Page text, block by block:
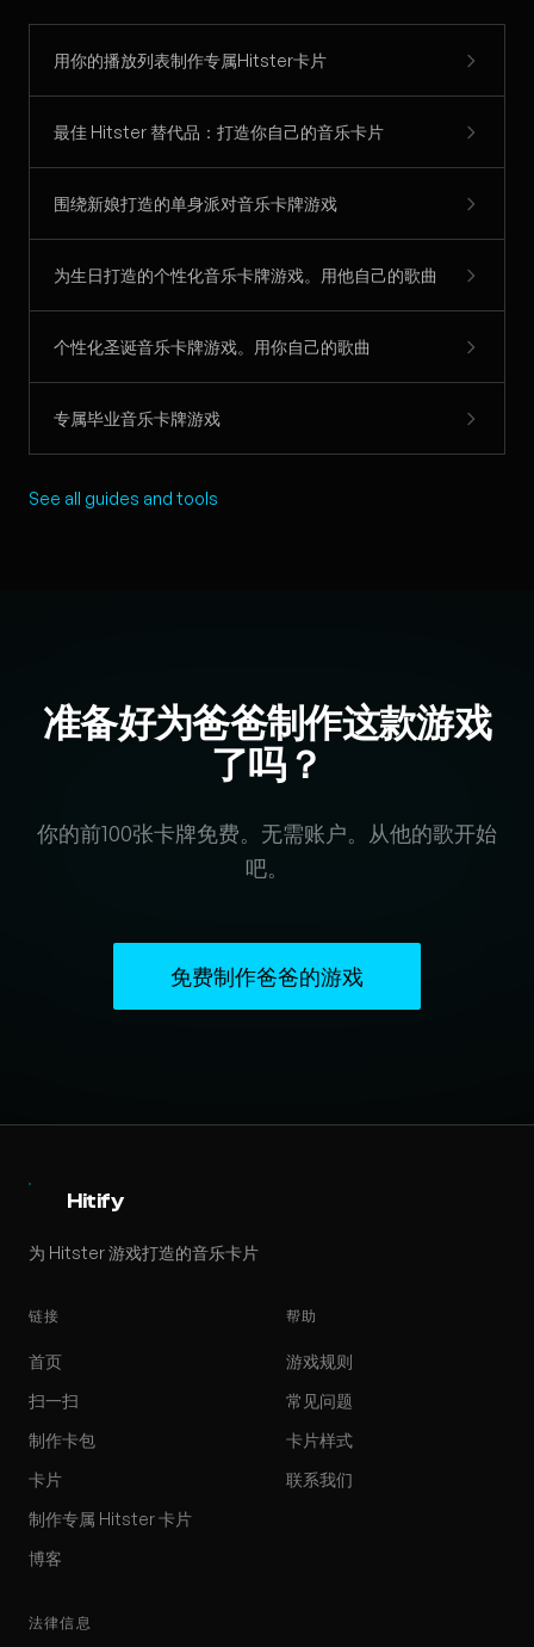
用你的播放列表制作专属Hitster卡片
最佳 Hitster 替代品：打造你自己的音乐卡片
围绕新娘打造的单身派对音乐卡牌游戏
为生日打造的个性化音乐卡牌游戏。用他自己的歌曲
个性化圣诞音乐卡牌游戏。用你自己的歌曲
专属毕业音乐卡牌游戏
See all guides and tools
准备好为爸爸制作这款游戏
了吗？
你的前100张卡牌免费。无需账户。从他的歌开始
吧。
免费制作爸爸的游戏
Hitify
为 Hitster 游戏打造的音乐卡片
链接
首页
扫一扫
制作卡包
卡片
制作专属 Hitster 卡片
博客
帮助
游戏规则
常见问题
卡片样式
联系我们
法律信息